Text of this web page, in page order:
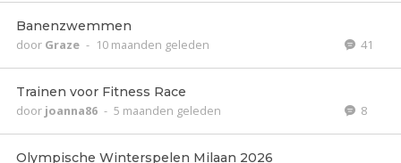
Banenzwemmen
door Graze - 10 maanden geleden 41
Trainen voor Fitness Race
door joanna86 - 5 maanden geleden 8
Olympische Winterspelen Milaan 2026